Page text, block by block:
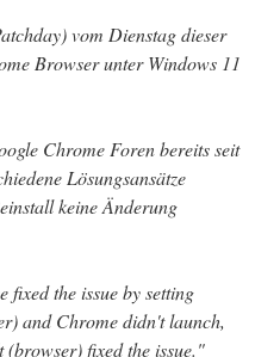
vom Dienstag dieser
Browser unter Windows 11
Chrome Foren bereits seit
Lösungsansätze
keine Änderung
the issue by setting
and Chrome didn't launch,
fixed the issue."